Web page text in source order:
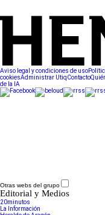
Aviso legal y condiciones de uso
cookiesAdministrar UtiqContacto
de la IA
Otras webs del grupo
Editorial y Medios
20minutos
La Información